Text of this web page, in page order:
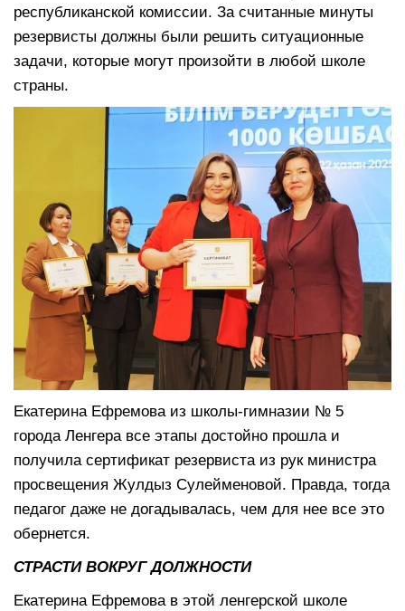
республиканской комиссии. За считанные минуты
резервисты должны были решить ситуационные
задачи, которые могут произойти в любой школе
страны.
Екатерина Ефремова из школы-гимназии № 5
города Ленгера все этапы достойно прошла и
получила сертификат резервиста из рук министра
просвещения Жулдыз Сулейменовой. Правда, тогда
педагог даже не догадывалась, чем для нее все это
обернется.
СТРАСТИ ВОКРУГ ДОЛЖНОСТИ
Екатерина Ефремова в этой ленгерской школе